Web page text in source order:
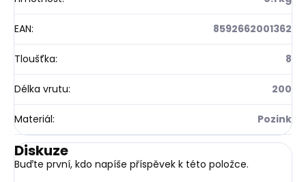
EAN: 8592662001362
Tloušťka: 8
Délka vrutu: 200
Materiál: Pozink
Diskuze
Buďte první, kdo napíše příspěvek k této položce.